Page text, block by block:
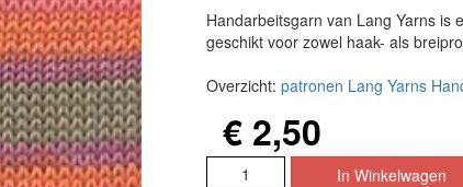
Handarbeitsgarn van Lang Yarns is
geschikt voor zowel haak- als
Overzicht: patronen Lang Yarns
€ 2,50